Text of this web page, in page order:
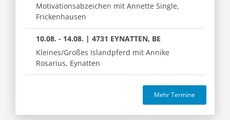
Motivationsabzeichen mit Annette Single,
Frickenhausen
10.08. - 14.08. | 4731 EYNATTEN, BE
Kleines/Großes Islandpferd mit Annike
Rosarius, Eynatten
Mehr Termine